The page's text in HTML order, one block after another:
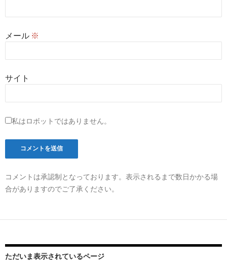
メール ※
サイト
私はロボットではありません。
コメントは承認制となっております。表示されるまで数日かかる場
合がありますのでご了承ください。
ただいま表示されているページ